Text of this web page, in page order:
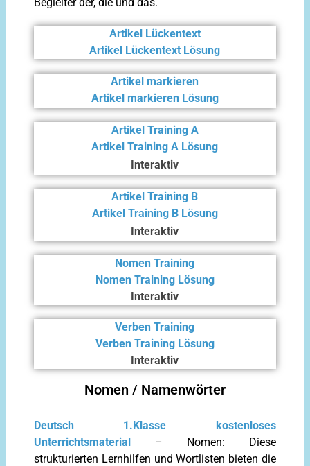
Artikel Lückentext
Artikel Lückentext Lösung
Artikel markieren
Artikel markieren Lösung
Artikel Training A
Artikel Training A Lösung
Interaktiv
Artikel Training B
Artikel Training B Lösung
Interaktiv
Nomen Training
Nomen Training Lösung
Interaktiv
Verben Training
Verben Training Lösung
Interaktiv
Nomen / Namenwörter
Deutsch 1.Klasse kostenloses
Unterrichtsmaterial– Nomen: Diese
strukturierten Lernhilfen und Wortlisten bieten die